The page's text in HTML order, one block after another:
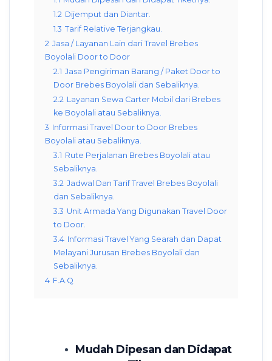
1.2 Dijemput dan Diantar.
1.3 Tarif Relative Terjangkau.
2 Jasa / Layanan Lain dari Travel Brebes
Boyolali Door to Door
2.1 Jasa Pengiriman Barang / Paket Door to
Door Brebes Boyolali dan Sebaliknya.
2.2 Layanan Sewa Carter Mobil dari Brebes
ke Boyolali atau Sebaliknya.
3 Informasi Travel Door to Door Brebes
Boyolali atau Sebaliknya.
3.1 Rute Perjalanan Brebes Boyolali atau
Sebaliknya.
3.2 Jadwal Dan Tarif Travel Brebes Boyolali
dan Sebaliknya.
3.3 Unit Armada Yang Digunakan Travel Door
to Door.
3.4 Informasi Travel Yang Searah dan Dapat
Melayani Jurusan Brebes Boyolali dan
Sebaliknya.
4 F.A.Q
Mudah Dipesan dan Didapat